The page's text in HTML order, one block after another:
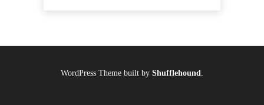
WordPress Theme built by Shufflehound